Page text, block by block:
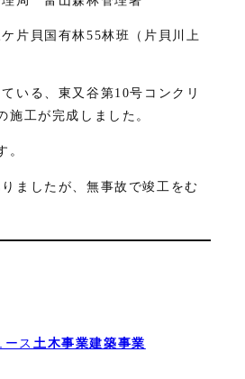
片貝国有林55林班（片貝川上
いる、東又谷第10号コンクリ
施工が完成しました。
。
ましたが、無事故で竣工をむ
ース 土木事業建築事業